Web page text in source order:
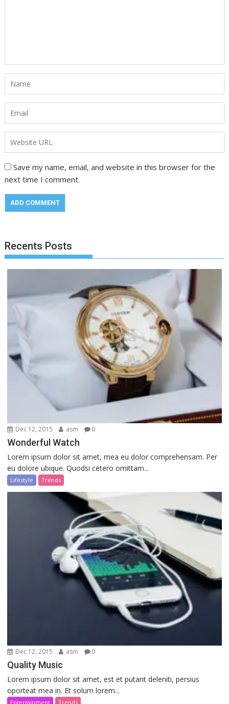
Save my name, email, and website in this browser for the
next time I comment.
Recents Posts
Dec 12, 2015 asm 0
Wonderful Watch
Lorem ipsum dolor sit amet, mea eu dolor comprehensam. Per
eu dolore ubique. Quodsi cetero omittam...
Lifestyle Trends
Dec 12, 2015 asm 0
Quality Music
Lorem ipsum dolor sit amet, est et putant deleniti, persius
oporteat mea in. Et solum lorem...
Entertainment Trends